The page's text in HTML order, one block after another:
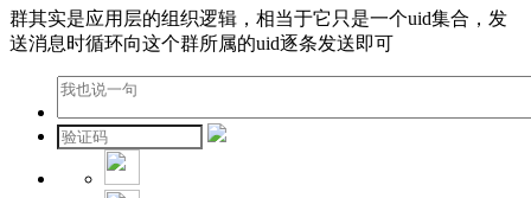
群其实是应用层的组织逻辑，相当于它只是一个uid集合，发
送消息时循环向这个群所属的uid逐条发送即可